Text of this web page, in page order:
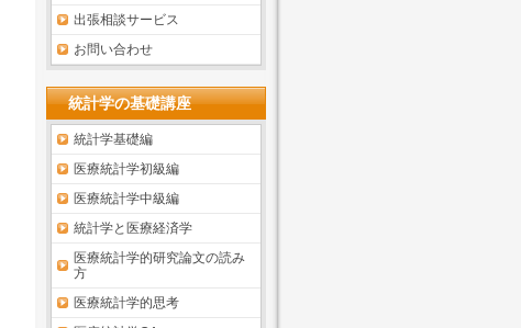
出張相談サービス
お問い合わせ
統計学の基礎講座
統計学基礎編
医療統計学初級編
医療統計学中級編
統計学と医療経済学
医療統計学的研究論文の読み
方
医療統計学的思考